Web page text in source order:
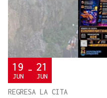
19
JUN - 21
JUN
REGRESA LA CITA